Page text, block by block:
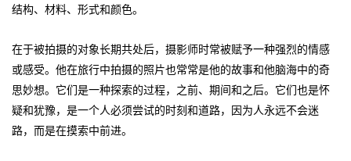
结构、材料、形式和颜色。
在于被拍摄的对象长期共处后，摄影师时常被赋予一种强烈的情感
或感受。他在旅行中拍摄的照片也常常是他的故事和他脑海中的奇
思妙想。它们是一种探索的过程，之前、期间和之后。它们也是怀
疑和犹豫，是一个人必须尝试的时刻和道路，因为人永远不会迷
路，而是在摸索中前进。